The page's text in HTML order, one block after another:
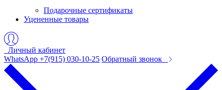
Подарочные сертификаты
Уцененные товары
Личный кабинет
WhatsApp +7(915) 030-10-25 Обратный звонок